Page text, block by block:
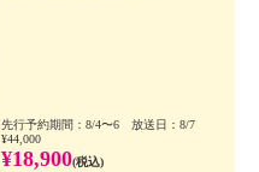
先行予約期間：8/4〜6 放送日：8/7
¥44,000
¥18,900(税込)